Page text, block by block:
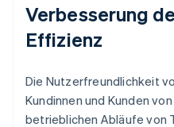
Verbesserung
Effizienz
Die Nutzerfreundlichkeit
Kundinnen und Kunden
betrieblichen Abläufe von